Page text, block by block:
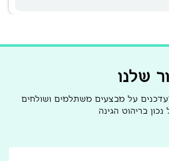
שלנו
על מבצעים משתלמים ושולחים
בריהוט הגינה